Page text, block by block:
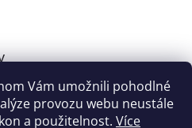
Vám umožnili pohodlné
provozu webu neustále
a použitelnost. Více